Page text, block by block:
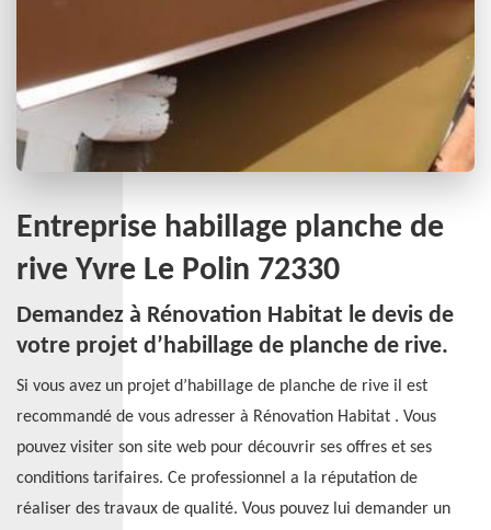
Entreprise habillage planche de
rive Yvre Le Polin 72330
Demandez à Rénovation Habitat le devis de
votre projet d’habillage de planche de rive.
Si vous avez un projet d’habillage de planche de rive il est
recommandé de vous adresser à Rénovation Habitat . Vous
pouvez visiter son site web pour découvrir ses offres et ses
conditions tarifaires. Ce professionnel a la réputation de
réaliser des travaux de qualité. Vous pouvez lui demander un